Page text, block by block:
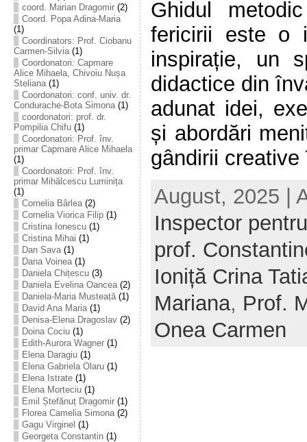
coord. Marian Dragomir(2)
Coord. Popa Adina-Maria
(1)
Coordinators: Prof. Ciobanu
Carmen-Silvia(1)
Coordonatori: Capmare
Alice Mihaela, Chivoiu Nușa
Steliana(1)
Coordonatori: conf. univ. dr.
Condurache-Bota Simona(1)
coordonatori: prof. dr.
Pompilia Chifu(1)
Coordonatori: Prof. înv.
primar Capmare Alice Mihaela
(1)
Coordonatori: Prof. înv.
primar Mihălcescu Luminița
(1)
Cornelia Bârlea(2)
Cornelia Viorica Filip(1)
Cristina Ionescu(1)
Cristina Mihai (1)
Dan Sava(1)
Dana Voinea(1)
Daniela Chițescu(3)
Daniela Evelina Oancea(2)
Daniela-Maria Musteață(1)
David Ana Maria(1)
Denisa-Elena Dragoslav(2)
Doina Cociu(1)
Edith-Aurora Wagner(1)
Elena Daragiu(1)
Elena Gabriela Olaru(1)
Elena Istrate(1)
Elena Morteciu(1)
Emil Ștefănuț Dragomir(1)
Florea Camelia Simona(2)
Gagu Virginel (1)
Georgeta Constantin(1)
Ghidul
fericirii este o
inspirație, un
didactice din
adunat idei,
și abordări
gândirii
August, 2025 |
Inspector
prof.
Ioniță Crina
Mariana, Prof.
Onea Carmen